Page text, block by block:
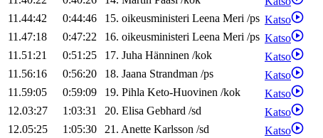
11.44:42
0:44:46 15. oikeusministeri Leena Meri /ps Katso
11.47:18
0:47:22 16. oikeusministeri Leena Meri /ps Katso
11.51:21
0:51:25 17. Juha Hänninen /kok
Katso
11.56:16
0:56:20 18. Jaana Strandman /ps
Katso
11.59:05
0:59:09 19. Pihla Keto-Huovinen /kok
Katso
12.03:27
1:03:31 20. Elisa Gebhard /sd
Katso
12.05:25
1:05:30 21. Anette Karlsson /sd
Katso